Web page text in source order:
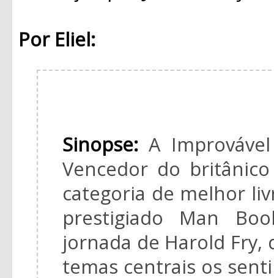
Por Eliel:
Sinopse: A
Vencedor do
categoria de melhor
prestigiado Man
jornada de Harold Fry,
temas centrais os